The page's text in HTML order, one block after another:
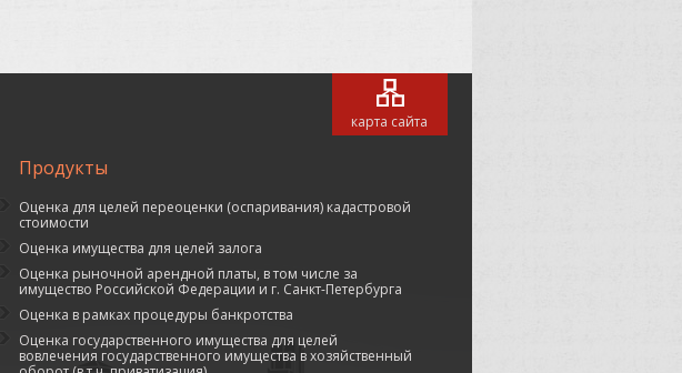
карта сайта
Продукты
Оценка для целей переоценки (оспаривания) кадастровой
стоимости
Оценка имущества для целей залога
Оценка рыночной арендной платы, в том числе за
имущество Российской Федерации и г. Санкт-Петербурга
Оценка в рамках процедуры банкротства
Оценка государственного имущества для целей
вовлечения государственного имущества в хозяйственный